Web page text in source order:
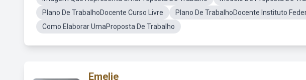
Plano De TrabalhoDocente Curso Livre
Plano De TrabalhoDocente Instituto
Como Elaborar UmaProposta De Trabalho
Emelie